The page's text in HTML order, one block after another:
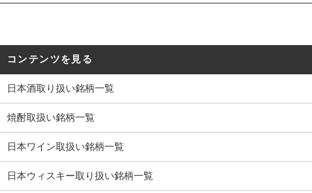
コンテンツを見る
日本酒取り扱い銘柄一覧
焼酎取扱い銘柄一覧
日本ワイン取扱い銘柄一覧
日本ウィスキー取り扱い銘柄一覧